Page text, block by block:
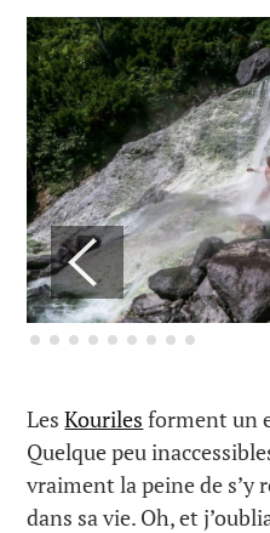
LesKouriles forment un
Quelque peu
vraiment la peine de s’y
dans sa vie. Oh, et